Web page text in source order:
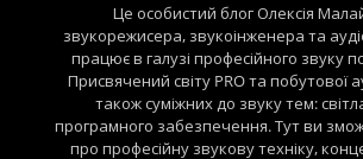
Це особистий блог Олексія
звукорежисера, звукоінженера та
працює в галузі професійного звуку
Присвячений світу PRO та побутової
також суміжних до звуку тем:
програмного забезпечення. Тут ви
про професійну звукову техніку,